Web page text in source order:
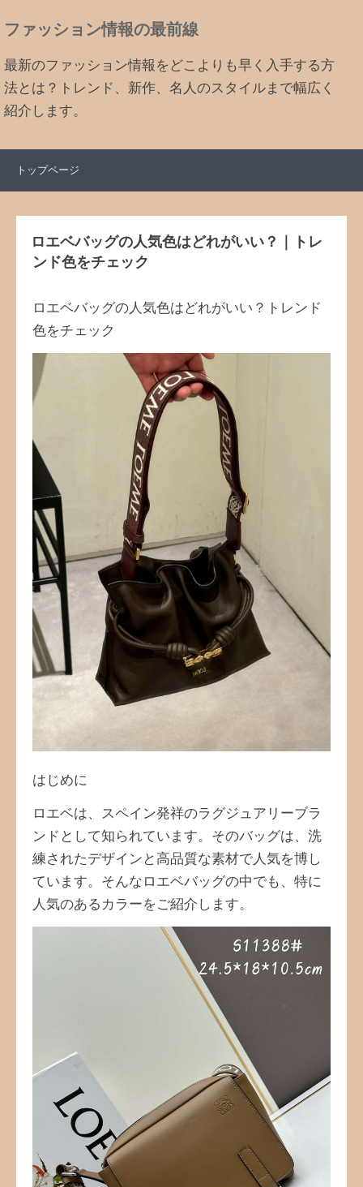
ファッション情報の最前線
最新のファッション情報をどこよりも早く入手する方
法とは？トレンド、新作、名人のスタイルまで幅広く
紹介します。
トップページ
ロエベバッグの人気色はどれがいい？｜トレ
ンド色をチェック
ロエベバッグの人気色はどれがいい？トレンド
色をチェック
はじめに
ロエベは、スペイン発祥のラグジュアリーブラ
ンドとして知られています。そのバッグは、洗
練されたデザインと高品質な素材で人気を博し
ています。そんなロエベバッグの中でも、特に
人気のあるカラーをご紹介します。